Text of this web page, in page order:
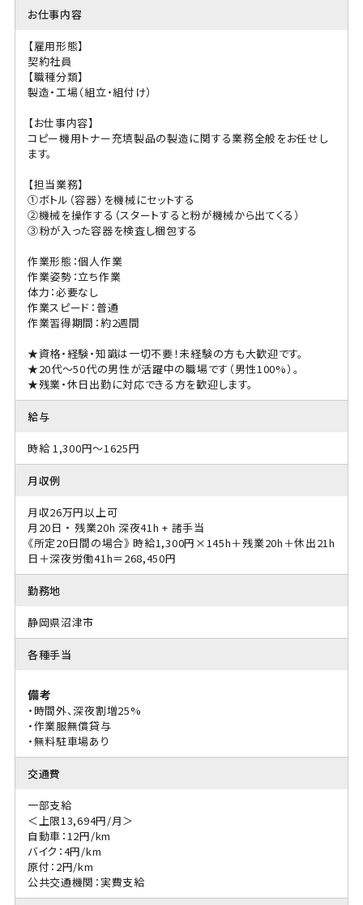
お仕事内容
【雇用形態】
契約社員
【職種分類】
製造・工場（組立・組付け）
【お仕事内容】
コピー機用トナー充填製品の製造に関する業務全般をお任せし
ます。
【担当業務】
①ボトル（容器）を機械にセットする
②機械を操作する（スタートすると粉が機械から出てくる）
③粉が入った容器を検査し梱包する
作業形態：個人作業
作業姿勢：立ち作業
体力：必要なし
作業スピード：普通
作業習得期間：約2週間
★資格・経験・知識は一切不要！未経験の方も大歓迎です。
★20代〜50代の男性が活躍中の職場です（男性100%）。
★残業・休日出勤に対応できる方を歓迎します。
給与
時給 1,300円～1625円
月収例
月収26万円以上可
月20日 ・ 残業20h 深夜41h + 諸手当
《所定20日間の場合》 時給1,300円×145h＋残業20h＋休出21h
日＋深夜労働41h＝268,450円
勤務地
静岡県沼津市
各種手当
備考
・時間外、深夜割増25%
・作業服無償貸与
・無料駐車場あり
交通費
一部支給
＜上限13,694円/月＞
自動車：12円/km
バイク：4円/km
原付：2円/km
公共交通機関：実費支給